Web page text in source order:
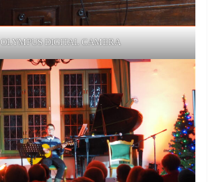
OLYMPUS DIGITAL CAMERA